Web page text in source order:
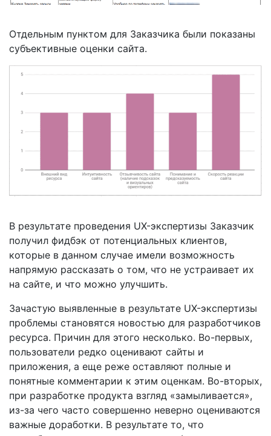
Отдельным пунктом для Заказчика были показаны
субъективные оценки сайта.
В результате проведения UX-экспертизы Заказчик
получил фидбэк от потенциальных клиентов,
которые в данном случае имели возможность
напрямую рассказать о том, что не устраивает их
на сайте, и что можно улучшить.
Зачастую выявленные в результате UX-экспертизы
проблемы становятся новостью для разработчиков
ресурса. Причин для этого несколько. Во-первых,
пользователи редко оценивают сайты и
приложения, а еще реже оставляют полные и
понятные комментарии к этим оценкам. Во-вторых,
при разработке продукта взгляд «замыливается»,
из-за чего часто совершенно неверно оцениваются
важные доработки. В результате то, что